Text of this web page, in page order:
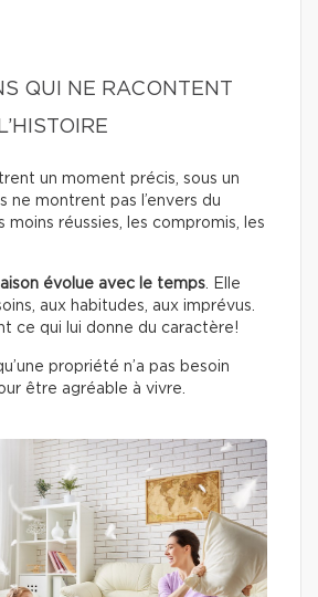
QUI NE RACONTENT
un moment précis, sous un
ne montrent pas l’envers du
moins réussies, les compromis, les
évolue avec le temps . Elle
aux habitudes, aux imprévus.
ce qui lui donne du caractère!
propriété n’a pas besoin
être agréable à vivre.